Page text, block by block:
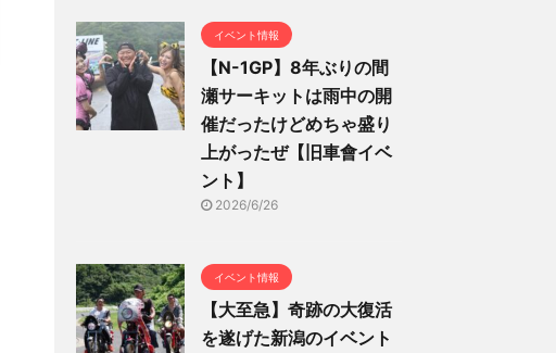
イベント情報
【N-1GP】8年ぶりの間
瀬サーキットは雨中の開
催だったけどめちゃ盛り
上がったぜ【旧車會イベ
ント】
2026/6/26
イベント情報
【大至急】奇跡の大復活
を遂げた新潟のイベント